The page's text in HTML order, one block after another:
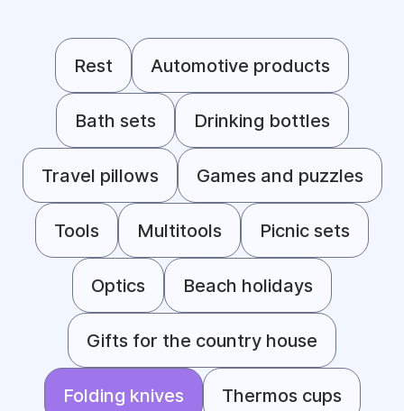
Rest Automotive products
Bath sets Drinking bottles
Travel pillows Games and puzzles
Tools Multitools Picnic sets
Optics Beach holidays
Gifts for the country house
Folding knives Thermos cups